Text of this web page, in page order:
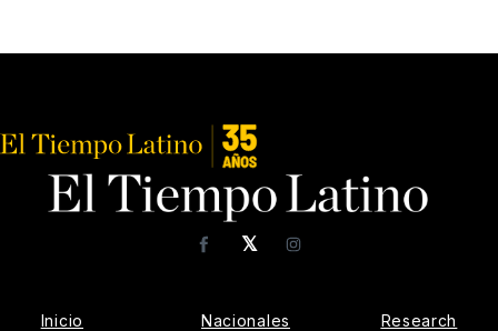
𝕏
FacebookInstagram
Inicio Nacionales Research